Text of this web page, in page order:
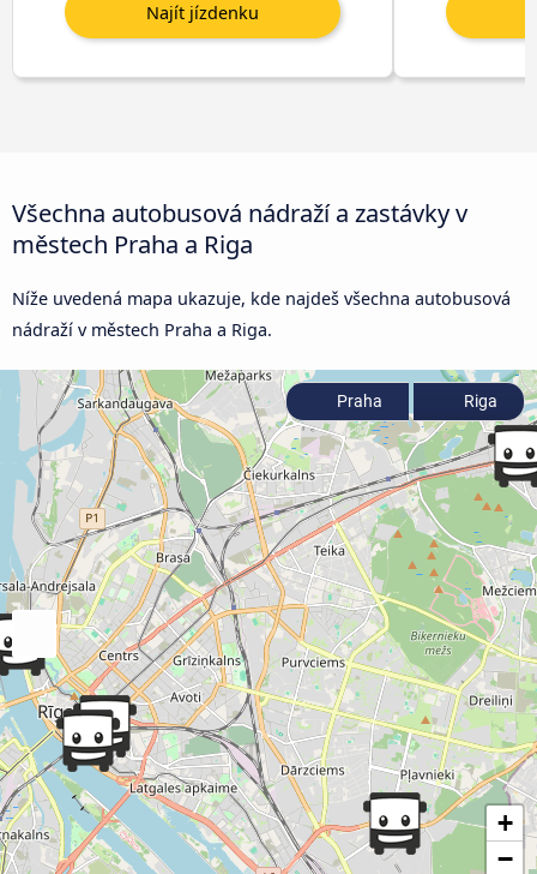
Všechna autobusová nádraží a zastávky v
městech Praha a Riga
Níže uvedená mapa ukazuje, kde najdeš všechna autobusová
nádraží v městech Praha a Riga.
+
−
Praha Riga